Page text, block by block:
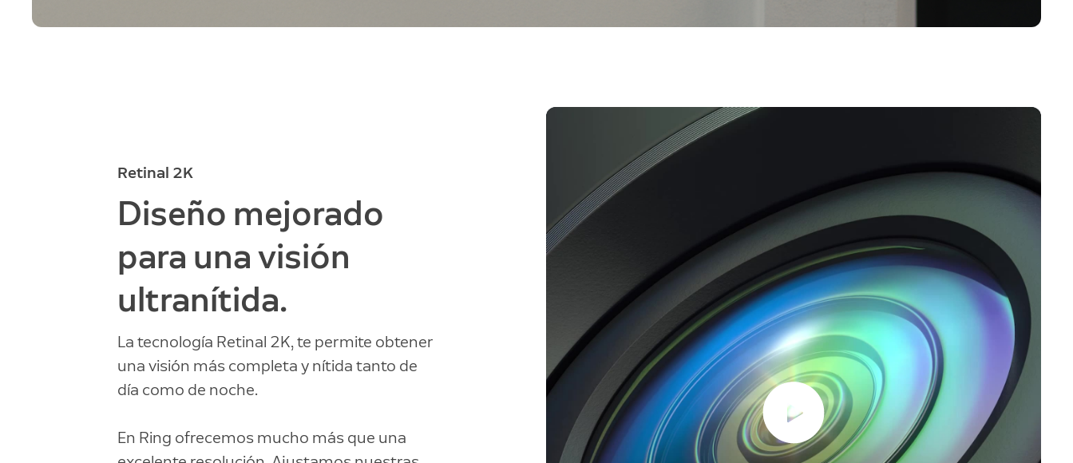
Retinal 2K
Diseño mejorado
para una visión
ultranítida.
La tecnología Retinal 2K, te permite obtener
una visión más completa y nítida tanto de
día como de noche.
En Ring ofrecemos mucho más que una